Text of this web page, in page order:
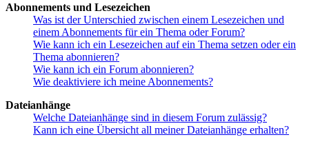
Abonnements und Lesezeichen
Was ist der Unterschied zwischen einem Lesezeichen und
einem Abonnements für ein Thema oder Forum?
Wie kann ich ein Lesezeichen auf ein Thema setzen oder ein
Thema abonnieren?
Wie kann ich ein Forum abonnieren?
Wie deaktiviere ich meine Abonnements?
Dateianhänge
Welche Dateianhänge sind in diesem Forum zulässig?
Kann ich eine Übersicht all meiner Dateianhänge erhalten?